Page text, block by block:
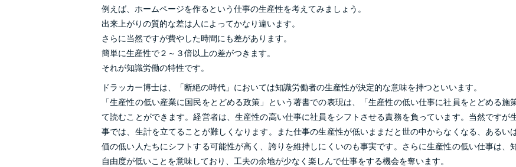
例えば、ホームページを作るという仕事の生産性を考えてみましょう。
出来上がりの質的な差は人によってかなり違います。
さらに当然ですが費やした時間にも差があります。
簡単に生産性で２～３倍以上の差がつきます。
それが知識労働の特性です。
ドラッカー博士は、「断絶の時代」においては知識労働者の生産性が決定的な意味を持つといいます。
「生産性の低い産業に国民をとどめる政策」という著書での表現は、「生産性の低い仕事に社員をとどめる施
て読むことができます。経営者は、生産性の高い仕事に社員をシフトさせる責務を負っています。当然ですが
事では、生計を立てることが難しくなります。また仕事の生産性が低いままだと世の中からなくなる、あるい
価の低い人たちにシフトする可能性が高く、誇りを維持しにくいのも事実です。さらに生産性の低い仕事は、
自由度が低いことを意味しており、工夫の余地が少なく楽しんで仕事をする機会を奪います。